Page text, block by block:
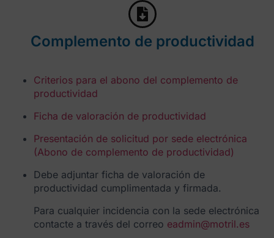
Complemento de productividad
Criterios para el abono del complemento de
productividad
Ficha de valoración de productividad
Presentación de solicitud por sede electrónica
(Abono de complemento de productividad)
Debe adjuntar ficha de valoración de
productividad cumplimentada y firmada.
Para cualquier incidencia con la sede electrónica
contacte a través del correo eadmin@motril.es